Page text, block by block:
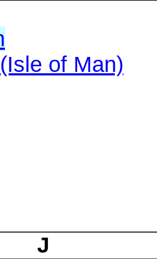
of Man)
J